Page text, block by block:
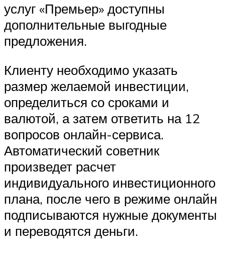
услуг «Премьер» доступны
дополнительные выгодные
предложения.
Клиенту необходимо указать
размер желаемой инвестиции,
определиться со сроками и
валютой, а затем ответить на 12
вопросов онлайн-сервиса.
Автоматический советник
произведет расчет
индивидуального инвестиционного
плана, после чего в режиме онлайн
подписываются нужные документы
и переводятся деньги.